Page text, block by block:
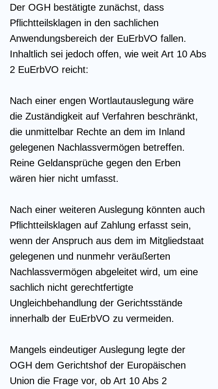
Der OGH bestätigte zunächst, dass
Pflichtteilsklagen in den sachlichen
Anwendungsbereich der EuErbVO fallen.
Inhaltlich sei jedoch offen, wie weit Art 10 Abs
2 EuErbVO reicht:
Nach einer engen Wortlautauslegung wäre
die Zuständigkeit auf Verfahren beschränkt,
die unmittelbar Rechte an dem im Inland
gelegenen Nachlassvermögen betreffen.
Reine Geldansprüche gegen den Erben
wären hier nicht umfasst.
Nach einer weiteren Auslegung könnten auch
Pflichtteilsklagen auf Zahlung erfasst sein,
wenn der Anspruch aus dem im Mitgliedstaat
gelegenen und nunmehr veräußerten
Nachlassvermögen abgeleitet wird, um eine
sachlich nicht gerechtfertigte
Ungleichbehandlung der Gerichtsstände
innerhalb der EuErbVO zu vermeiden.
Mangels eindeutiger Auslegung legte der
OGH dem Gerichtshof der Europäischen
Union die Frage vor, ob Art 10 Abs 2